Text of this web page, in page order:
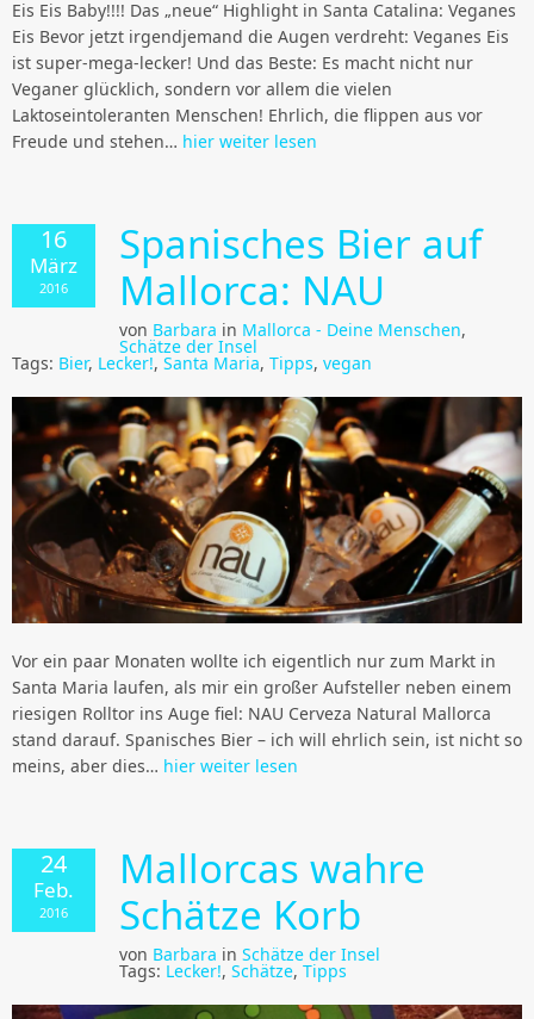
Eis Eis Baby!!!! Das „neue“ Highlight in Santa Catalina: Veganes
Eis Bevor jetzt irgendjemand die Augen verdreht: Veganes Eis
ist super-mega-lecker! Und das Beste: Es macht nicht nur
Veganer glücklich, sondern vor allem die vielen
Laktoseintoleranten Menschen! Ehrlich, die flippen aus vor
Freude und stehen… hier weiter lesen
16
März
2016
Spanisches Bier auf
Mallorca: NAU
von Barbara in Mallorca - Deine Menschen,
Schätze der Insel
Tags: Bier, Lecker!, Santa Maria, Tipps, vegan
Vor ein paar Monaten wollte ich eigentlich nur zum Markt in
Santa Maria laufen, als mir ein großer Aufsteller neben einem
riesigen Rolltor ins Auge fiel: NAU Cerveza Natural Mallorca
stand darauf. Spanisches Bier – ich will ehrlich sein, ist nicht so
meins, aber dies… hier weiter lesen
24
Feb.
2016
Mallorcas wahre
Schätze Korb
von Barbara in Schätze der Insel
Tags: Lecker!, Schätze, Tipps